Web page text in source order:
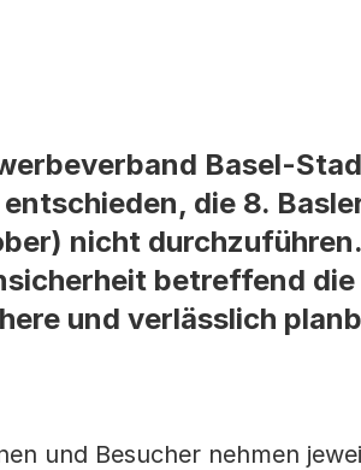
Basel-
die 8.
nicht
betreffend
und verlässlich
und Besucher nehmen